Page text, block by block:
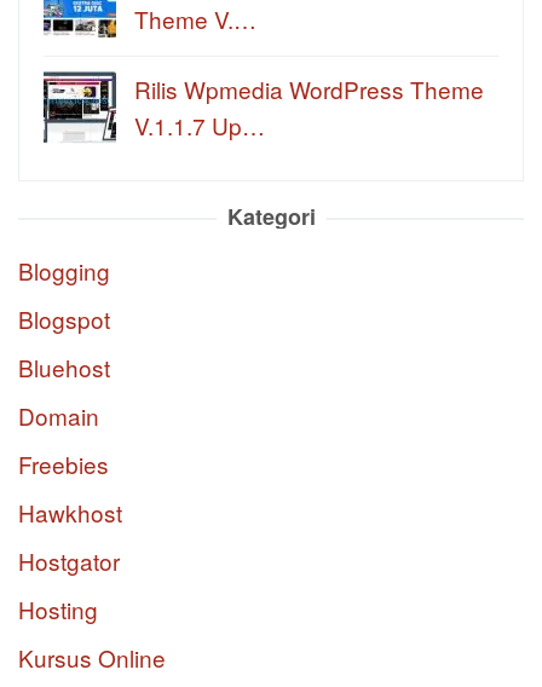
Theme V.…
Rilis Wpmedia WordPress Theme
V.1.1.7 Up…
Kategori
Blogging
Blogspot
Bluehost
Domain
Freebies
Hawkhost
Hostgator
Hosting
Kursus Online